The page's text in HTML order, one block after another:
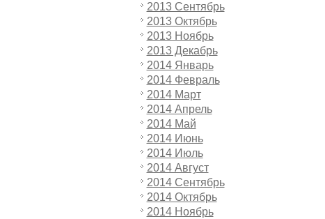
2013 Сентябрь
2013 Октябрь
2013 Ноябрь
2013 Декабрь
2014 Январь
2014 Февраль
2014 Март
2014 Апрель
2014 Май
2014 Июнь
2014 Июль
2014 Август
2014 Сентябрь
2014 Октябрь
2014 Ноябрь